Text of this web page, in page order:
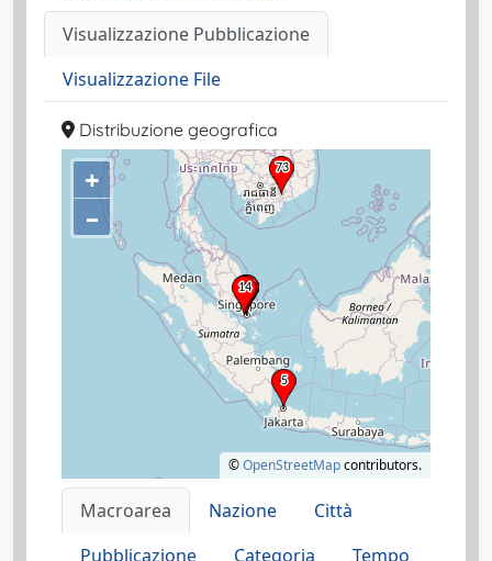
Visualizzazione Pubblicazione
Visualizzazione File
Distribuzione geografica
+
–
©OpenStreetMapcontributors.
Macroarea Nazione
Città
Pubblicazione
Categoria
Tempo